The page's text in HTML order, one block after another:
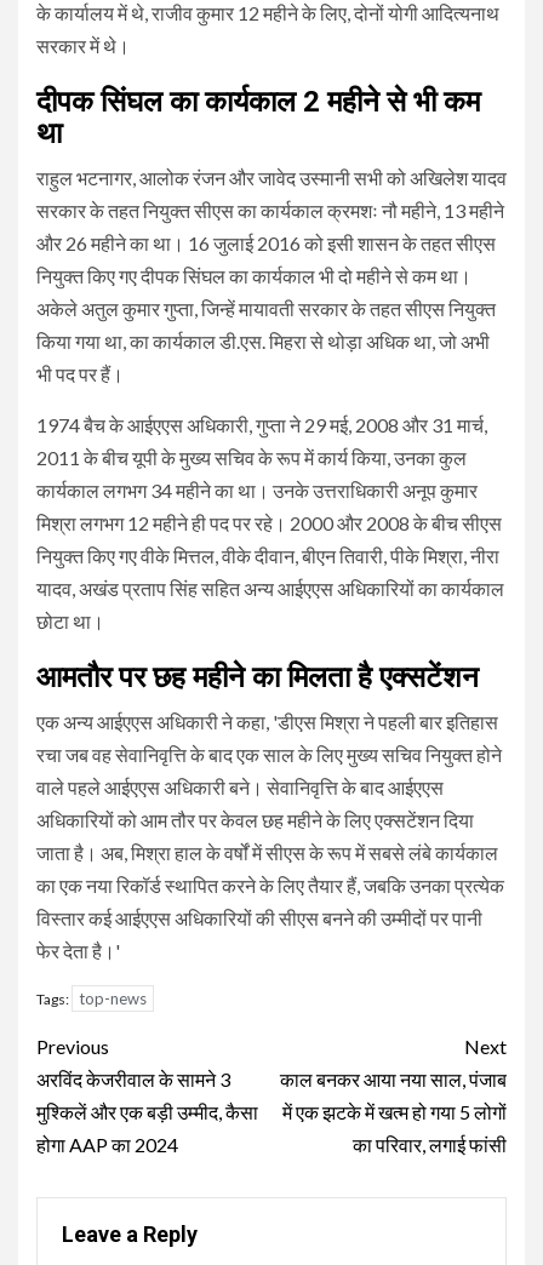
के कार्यालय में थे, राजीव कुमार 12 महीने के लिए, दोनों योगी आदित्यनाथ
सरकार में थे।
दीपक सिंघल का कार्यकाल 2 महीने से भी कम
था
राहुल भटनागर, आलोक रंजन और जावेद उस्मानी सभी को अखिलेश यादव
सरकार के तहत नियुक्त सीएस का कार्यकाल क्रमशः नौ महीने, 13 महीने
और 26 महीने का था। 16 जुलाई 2016 को इसी शासन के तहत सीएस
नियुक्त किए गए दीपक सिंघल का कार्यकाल भी दो महीने से कम था।
अकेले अतुल कुमार गुप्ता, जिन्हें मायावती सरकार के तहत सीएस नियुक्त
किया गया था, का कार्यकाल डी.एस. मिहरा से थोड़ा अधिक था, जो अभी
भी पद पर हैं।
1974 बैच के आईएएस अधिकारी, गुप्ता ने 29 मई, 2008 और 31 मार्च,
2011 के बीच यूपी के मुख्य सचिव के रूप में कार्य किया, उनका कुल
कार्यकाल लगभग 34 महीने का था। उनके उत्तराधिकारी अनूप कुमार
मिश्रा लगभग 12 महीने ही पद पर रहे। 2000 और 2008 के बीच सीएस
नियुक्त किए गए वीके मित्तल, वीके दीवान, बीएन तिवारी, पीके मिश्रा, नीरा
यादव, अखंड प्रताप सिंह सहित अन्य आईएएस अधिकारियों का कार्यकाल
छोटा था।
आमतौर पर छह महीने का मिलता है एक्‍सटेंशन
एक अन्य आईएएस अधिकारी ने कहा, 'डीएस मिश्रा ने पहली बार इतिहास
रचा जब वह सेवानिवृत्ति के बाद एक साल के लिए मुख्‍य सचिव नियुक्त होने
वाले पहले आईएएस अधिकारी बने। सेवानिवृत्ति के बाद आईएएस
अधिकारियों को आम तौर पर केवल छह महीने के लिए एक्सटेंशन दिया
जाता है। अब, मिश्रा हाल के वर्षों में सीएस के रूप में सबसे लंबे कार्यकाल
का एक नया रिकॉर्ड स्थापित करने के लिए तैयार हैं, जबकि उनका प्रत्येक
विस्तार कई आईएएस अधिकारियों की सीएस बनने की उम्मीदों पर पानी
फेर देता है।'
Tags: top-news
Continue
Reading
Previous
अरविंद केजरीवाल के सामने 3
मुश्किलें और एक बड़ी उम्मीद, कैसा
होगा AAP का 2024
Next
काल बनकर आया नया साल, पंजाब
में एक झटके में खत्म हो गया 5 लोगों
का परिवार, लगाई फांसी
Leave a Reply